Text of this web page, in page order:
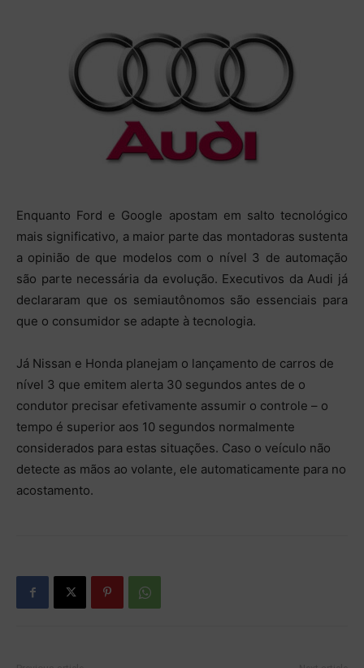
Enquanto Ford e Google apostam em salto tecnológico
mais significativo, a maior parte das montadoras sustenta
a opinião de que modelos com o nível 3 de automação
são parte necessária da evolução. Executivos da Audi já
declararam que os semiautônomos são essenciais para
que o consumidor se adapte à tecnologia.
Já Nissan e Honda planejam o lançamento de carros de
nível 3 que emitem alerta 30 segundos antes de o
condutor precisar efetivamente assumir o controle – o
tempo é superior aos 10 segundos normalmente
considerados para estas situações. Caso o veículo não
detecte as mãos ao volante, ele automaticamente para no
acostamento.